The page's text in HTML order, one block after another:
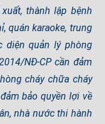
thành lập bệnh
quán karaoke, trung
diện quản lý phòng
NĐ-CP cần đảm
cháy chữa cháy
bảo quyền lợi về
nhà nước thi hành